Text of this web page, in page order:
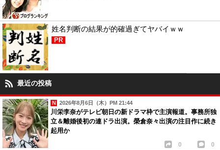
姓名判断の結果が的確過ぎてヤバイｗｗ
PR
最近の投稿
2026年8月6日（木）PM 21:44
川栄李奈がテレビ朝日の新ドラマ枠で主演報道。事務所独
立＆離婚後初の連ドラ出演。榮倉奈々出演の注目作に続き
起用か
0 0